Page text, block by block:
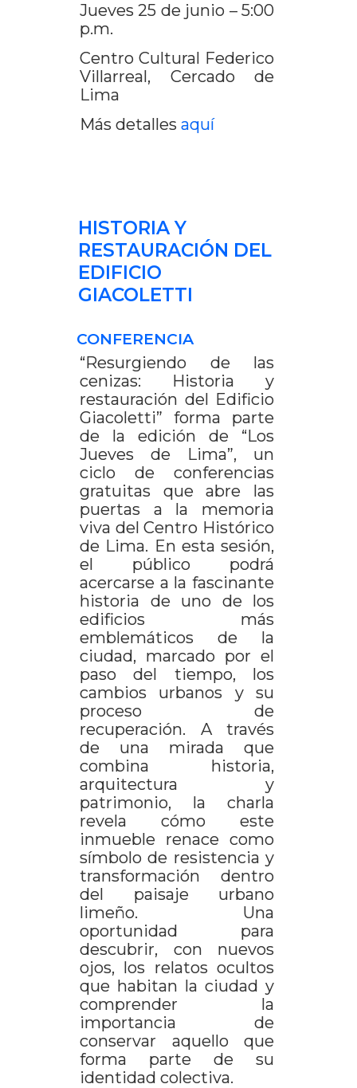
Jueves 25 de junio – 5:00
p.m.
Centro Cultural Federico
Villarreal, Cercado de
Lima
Más detalles aquí
HISTORIA Y
RESTAURACIÓN DEL
EDIFICIO
GIACOLETTI
CONFERENCIA
“Resurgiendo de las
cenizas: Historia y
restauración del Edificio
Giacoletti” forma parte
de la edición de “Los
Jueves de Lima”, un
ciclo de conferencias
gratuitas que abre las
puertas a la memoria
viva del Centro Histórico
de Lima. En esta sesión,
el público podrá
acercarse a la fascinante
historia de uno de los
edificios más
emblemáticos de la
ciudad, marcado por el
paso del tiempo, los
cambios urbanos y su
proceso de
recuperación. A través
de una mirada que
combina historia,
arquitectura y
patrimonio, la charla
revela cómo este
inmueble renace como
símbolo de resistencia y
transformación dentro
del paisaje urbano
limeño. Una
oportunidad para
descubrir, con nuevos
ojos, los relatos ocultos
que habitan la ciudad y
comprender la
importancia de
conservar aquello que
forma parte de su
identidad colectiva.